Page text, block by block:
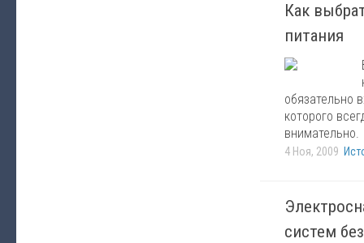
Как
питания
обязательно
которого
внимательно.
4 Ноя, 2009
систем